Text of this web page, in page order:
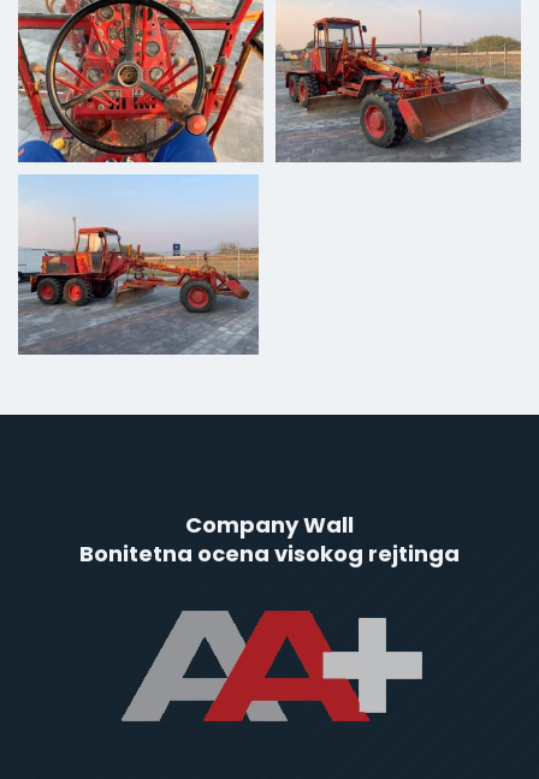
Company Wall
Bonitetna ocena visokog rejtinga